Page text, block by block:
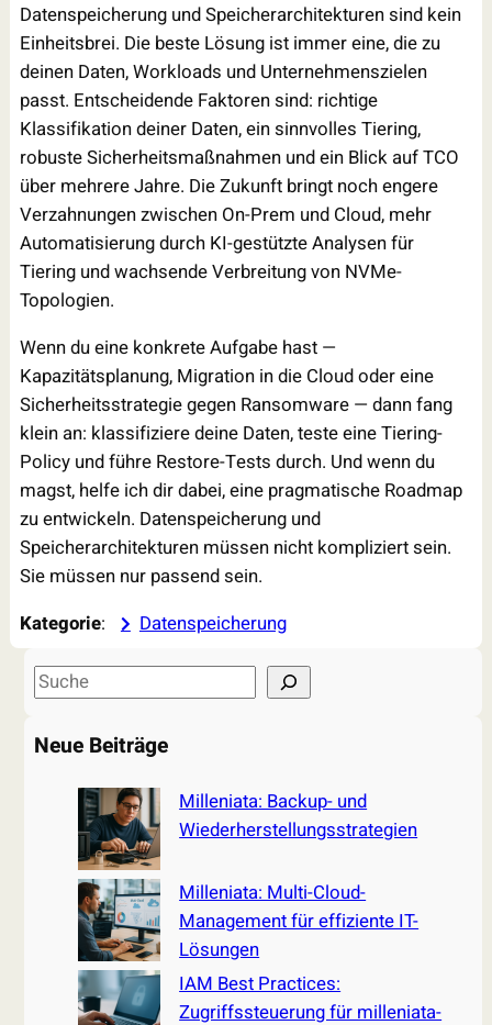
Datenspeicherung und Speicherarchitekturen sind kein
Einheitsbrei. Die beste Lösung ist immer eine, die zu
deinen Daten, Workloads und Unternehmenszielen
passt. Entscheidende Faktoren sind: richtige
Klassifikation deiner Daten, ein sinnvolles Tiering,
robuste Sicherheitsmaßnahmen und ein Blick auf TCO
über mehrere Jahre. Die Zukunft bringt noch engere
Verzahnungen zwischen On-Prem und Cloud, mehr
Automatisierung durch KI-gestützte Analysen für
Tiering und wachsende Verbreitung von NVMe-
Topologien.
Wenn du eine konkrete Aufgabe hast —
Kapazitätsplanung, Migration in die Cloud oder eine
Sicherheitsstrategie gegen Ransomware — dann fang
klein an: klassifiziere deine Daten, teste eine Tiering-
Policy und führe Restore-Tests durch. Und wenn du
magst, helfe ich dir dabei, eine pragmatische Roadmap
zu entwickeln. Datenspeicherung und
Speicherarchitekturen müssen nicht kompliziert sein.
Sie müssen nur passend sein.
Kategorie:
Datenspeicherung
S
e
a
Neue Beiträge
Milleniata: Backup- und
Wiederherstellungsstrategien
Milleniata: Multi-Cloud-
Management für effiziente IT-
Lösungen
IAM Best Practices:
Zugriffssteuerung für milleniata-